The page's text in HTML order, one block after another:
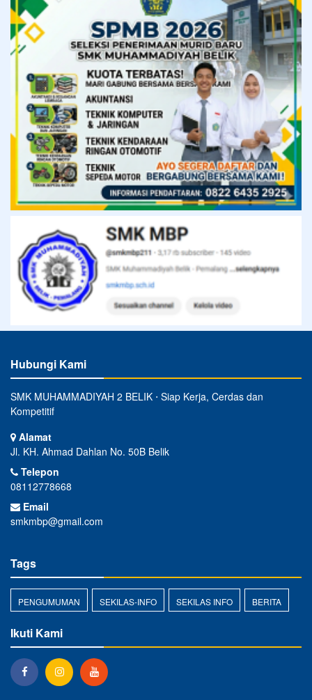
Hubungi Kami
SMK MUHAMMADIYAH 2 BELIK ⋅ Siap Kerja, Cerdas dan
Kompetitif
Alamat
Jl. KH. Ahmad Dahlan No. 50B Belik
Telepon
08112778668
Email
smkmbp@gmail.com
Tags
PENGUMUMAN SEKILAS-INFO SEKILAS INFO BERITA
Ikuti Kami